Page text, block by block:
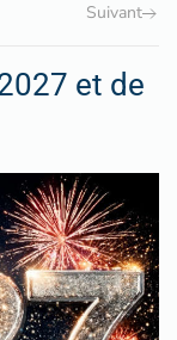
Suivant
et de